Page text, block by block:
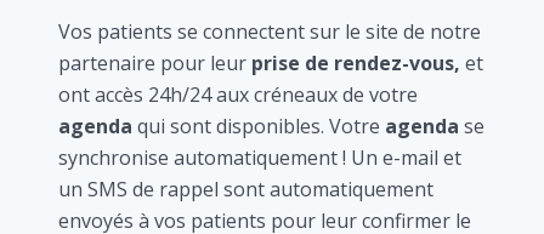
Vos patients se connectent sur le site de notre
partenaire pour leur prise de rendez-vous, et
ont accès 24h/24 aux créneaux de votre
agenda qui sont disponibles. Votre agenda se
synchronise automatiquement ! Un e-mail et
un SMS de rappel sont automatiquement
envoyés à vos patients pour leur confirmer le